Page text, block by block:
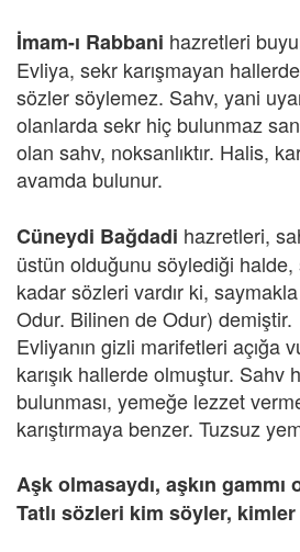
İmam-ı Rabbani hazretleri
Evliya, sekr karışmayan
sözler söylemez. Sahv, yani
olanlarda sekr hiç bulunmaz
olan sahv, noksanlıktır. Halis,
avamda bulunur.
Cüneydi Bağdadi hazretleri,
üstün olduğunu söylediği halde,
kadar sözleri vardır ki,
Odur. Bilinen de Odur) demiştir.
Evliyanın gizli marifetleri açığa
karışık hallerde olmuştur. Sahv
bulunması, yemeğe lezzet
karıştırmaya benzer. Tuzsuz
Aşk olmasaydı, aşkın gammı
Tatlı sözleri kim söyler, kimler